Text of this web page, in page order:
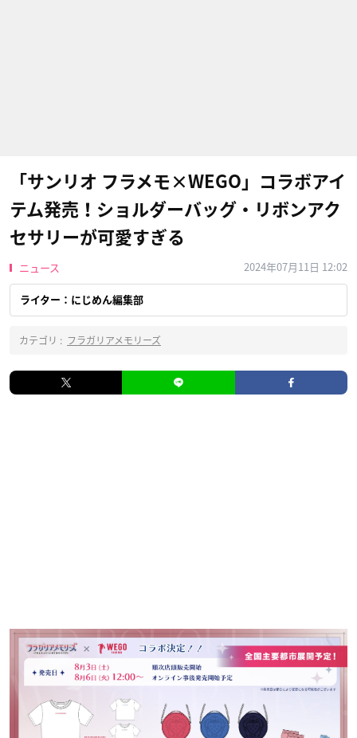
「サンリオ フラメモ×WEGO」コラボアイ
テム発売！ショルダーバッグ・リボンアク
セサリーが可愛すぎる
ニュース 2024年07月11日 12:02
ライター：にじめん編集部
カテゴリ : フラガリアメモリーズ